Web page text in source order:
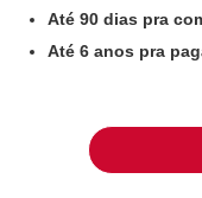
Até 90 dias pra
Até 6 anos pra